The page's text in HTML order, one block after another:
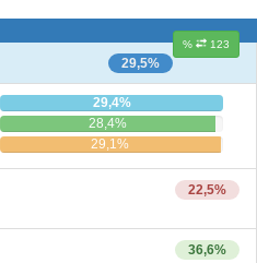
% 123
29,5%
29,4%
28,4%
29,1%
22,5%
36,6%